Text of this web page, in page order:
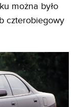
można było
czterobiegowy